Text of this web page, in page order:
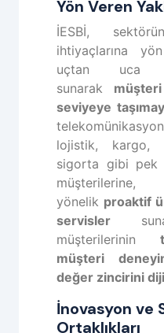
Yön Veren
İESBİ,
ihtiyaçlarına
uçtan uca
sunarak
seviyeye
lojistik, kargo,
sigorta gibi pek
yönelik proaktif
servisler
müşterilerinin
müşteri
değer zincirini
İnovasyon ve
Ortaklıkları